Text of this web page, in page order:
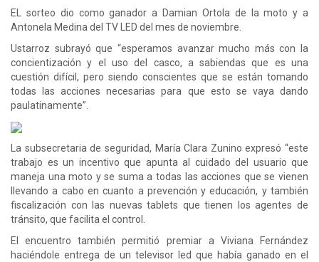
EL sorteo dio como ganador a Damian Ortola de la moto y a
Antonela Medina del TV LED del mes de noviembre.
Ustarroz subrayó que “esperamos avanzar mucho más con la
concientización y el uso del casco, a sabiendas que es una
cuestión difícil, pero siendo conscientes que se están tomando
todas las acciones necesarias para que esto se vaya dando
paulatinamente”.
La subsecretaria de seguridad, María Clara Zunino expresó “este
trabajo es un incentivo que apunta al cuidado del usuario que
maneja una moto y se suma a todas las acciones que se vienen
llevando a cabo en cuanto a prevención y educación, y también
fiscalización con las nuevas tablets que tienen los agentes de
tránsito, que facilita el control.
El encuentro también permitió premiar a Viviana Fernández
haciéndole entrega de un televisor led que había ganado en el